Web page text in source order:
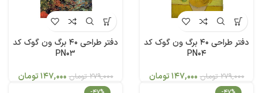
دفتر طراحی 40 برگ ون گوک کد
PN04
279,000 تومان 147,000تومان
دفتر طراحی 40 برگ ون گوک کد
PN03
279,000 تومان 147,000تومان